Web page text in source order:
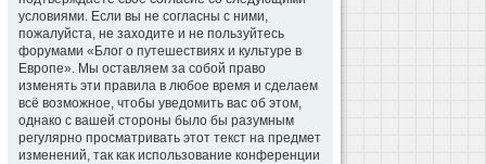
условиями. Если вы не согласны с ними,
пожалуйста, не заходите и не пользуйтесь
форумами «Блог о путешествиях и культуре в
Европе». Мы оставляем за собой право
изменять эти правила в любое время и сделаем
всё возможное, чтобы уведомить вас об этом,
однако с вашей стороны было бы разумным
регулярно просматривать этот текст на предмет
изменений, так как использование конференции